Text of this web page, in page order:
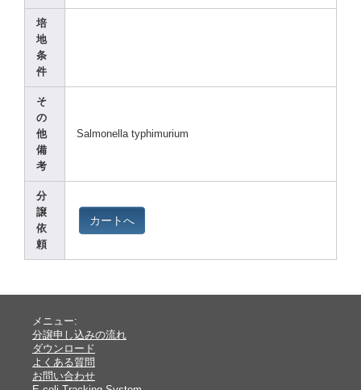
培
地
条
件
そ
の
他
備
考
Salmonellatyphimurium
分
譲
依
頼
カートへ
メニュー:
分譲申し込みの流れ
ダウンロード
よくある質問
お問い合わせ